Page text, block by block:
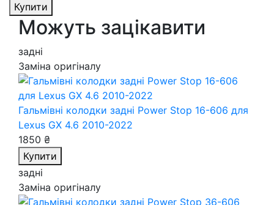
Купити
Можуть зацікавити
задні
Заміна оригіналу
Гальмівні колодки задні Power Stop 16-606 для
Lexus GX 4.6 2010-2022
1850 ₴
Купити
задні
Заміна оригіналу